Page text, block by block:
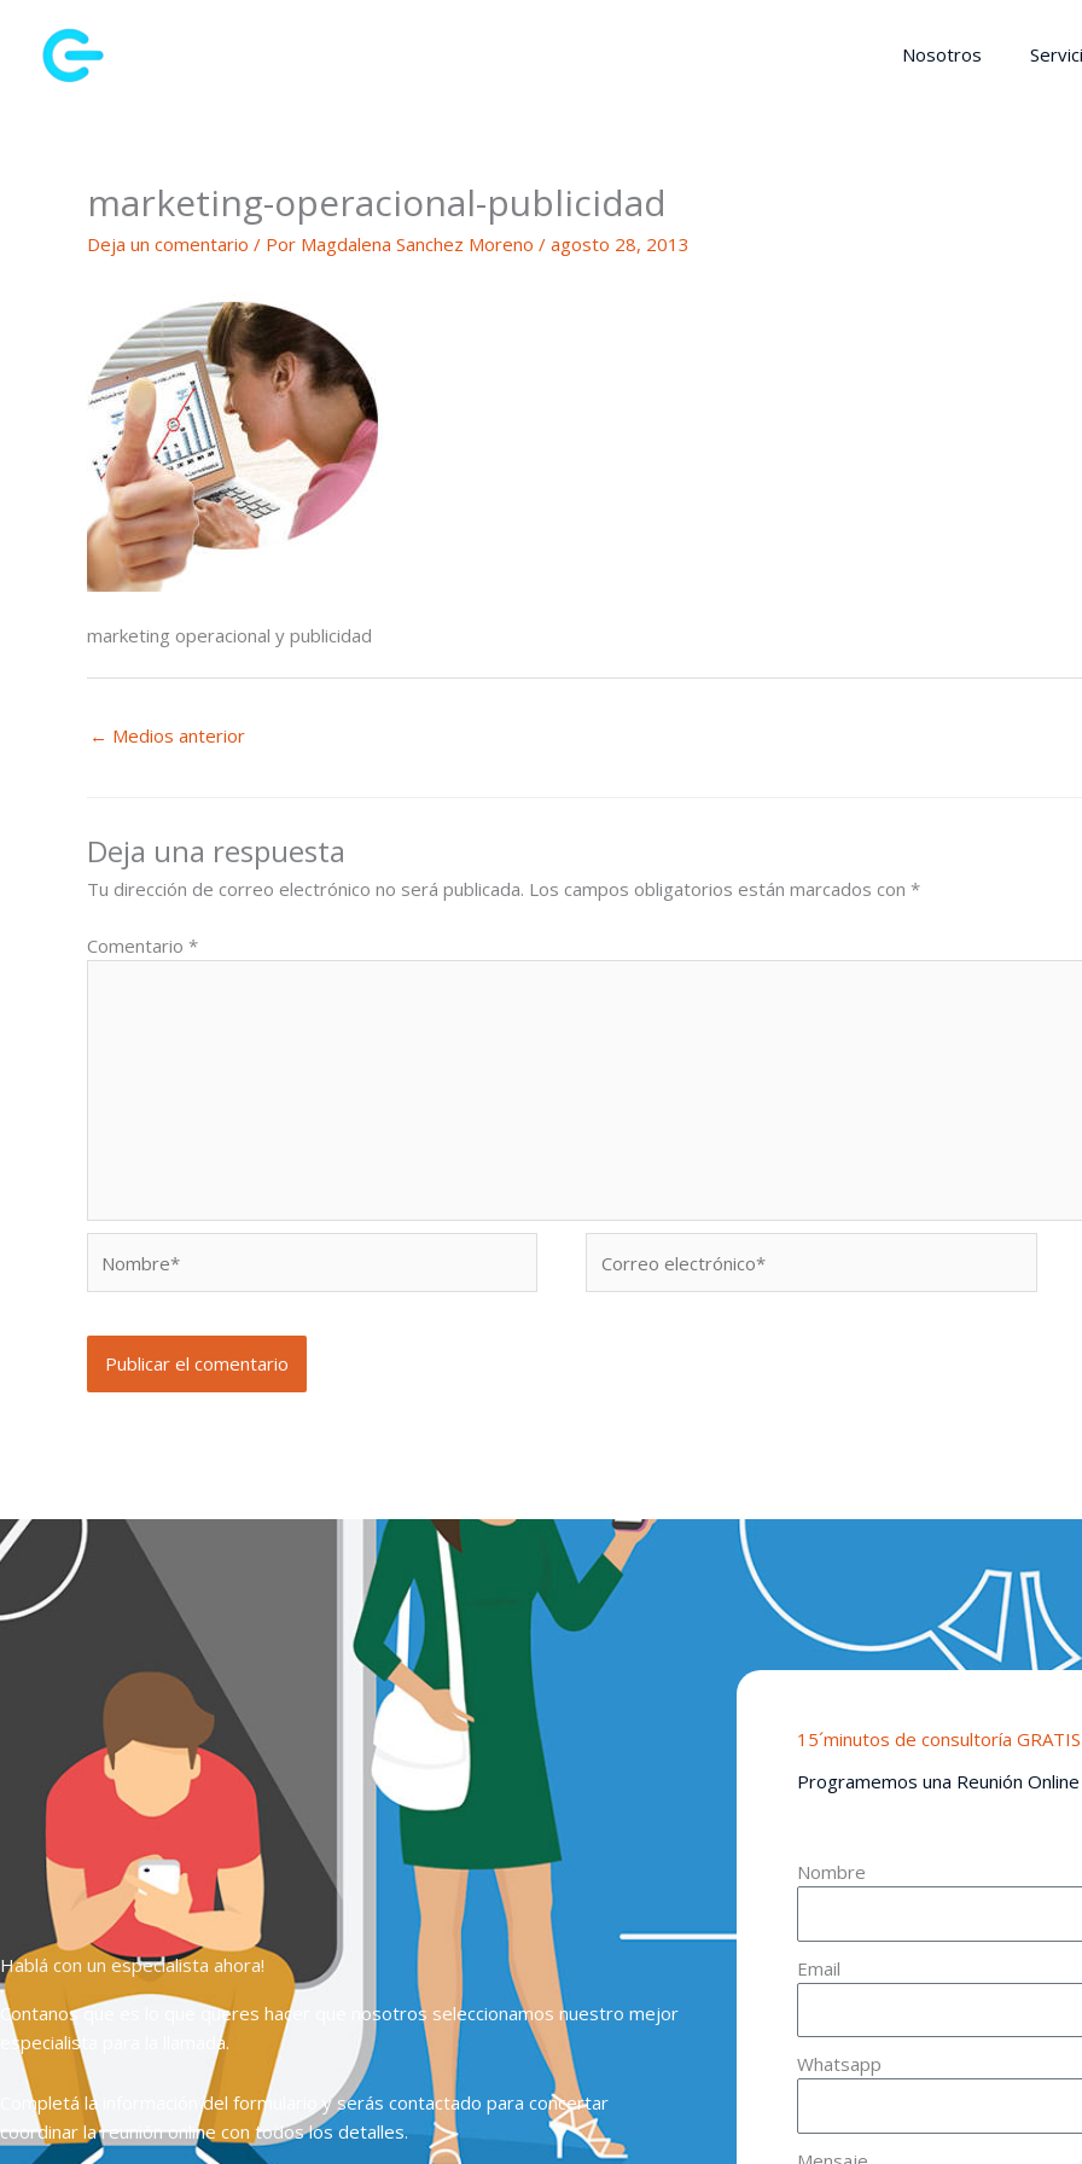
contenido
Nosotros
marketing-operacional-publicidad
Deja un comentario / Por Magdalena Sanchez Moreno / agosto 28, 2013
marketing operacional y publicidad
← Medios anterior
Deja una respuesta
Tu dirección de correo electrónico no será publicada. Los campos obligatorios están marcados con *
Comentario *
electrónico*
Hablá con un especialista ahora!
Contanos que es lo que queres hacer que nosotros seleccionamos nuestro mejor
especialista para la llamada.
Completá la información del formulario y serás contactado para concertar
coordinar la reunión online con todos los detalles.
15´minutos de consultoría GRATIS
Programemos una Reunión Online
Nombre
Email
Whatsapp